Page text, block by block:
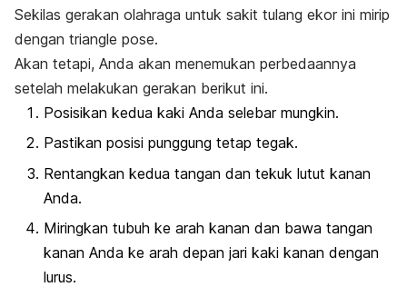
Sekilas gerakan olahraga untuk sakit tulang ekor ini mirip
dengan triangle pose.
Akan tetapi, Anda akan menemukan perbedaannya
setelah melakukan gerakan berikut ini.
Posisikan kedua kaki Anda selebar mungkin.
Pastikan posisi punggung tetap tegak.
Rentangkan kedua tangan dan tekuk lutut kanan
Anda.
Miringkan tubuh ke arah kanan dan bawa tangan
kanan Anda ke arah depan jari kaki kanan dengan
lurus.